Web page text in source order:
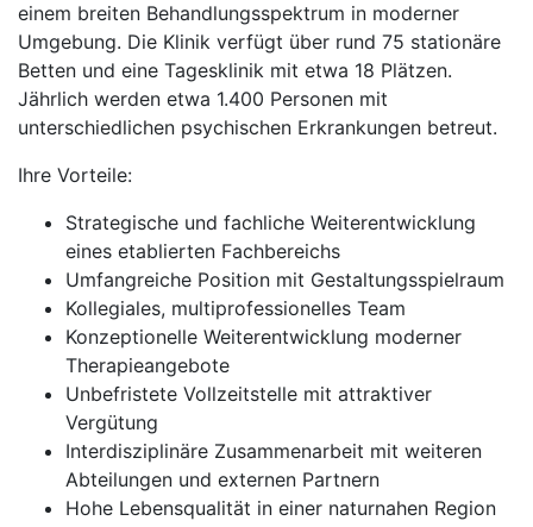
einem breiten Behandlungsspektrum in moderner
Umgebung. Die Klinik verfügt über rund 75 stationäre
Betten und eine Tagesklinik mit etwa 18 Plätzen.
Jährlich werden etwa 1.400 Personen mit
unterschiedlichen psychischen Erkrankungen betreut.
Ihre Vorteile:
Strategische und fachliche Weiterentwicklung
eines etablierten Fachbereichs
Umfangreiche Position mit Gestaltungsspielraum
Kollegiales, multiprofessionelles Team
Konzeptionelle Weiterentwicklung moderner
Therapieangebote
Unbefristete Vollzeitstelle mit attraktiver
Vergütung
Interdisziplinäre Zusammenarbeit mit weiteren
Abteilungen und externen Partnern
Hohe Lebensqualität in einer naturnahen Region